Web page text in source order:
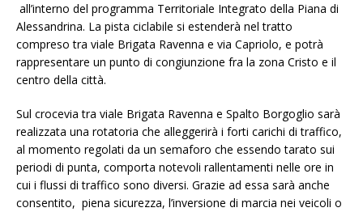
all’interno del programma Territoriale Integrato della Piana di
Alessandrina. La pista ciclabile si estenderà nel tratto
compreso tra viale Brigata Ravenna e via Capriolo, e potrà
rappresentare un punto di congiunzione fra la zona Cristo e il
centro della città.
Sul crocevia tra viale Brigata Ravenna e Spalto Borgoglio sarà
realizzata una rotatoria che alleggerirà i forti carichi di traffico,
al momento regolati da un semaforo che essendo tarato sui
periodi di punta, comporta notevoli rallentamenti nelle ore in
cui i flussi di traffico sono diversi. Grazie ad essa sarà anche
consentito, piena sicurezza, l’inversione di marcia nei veicoli o